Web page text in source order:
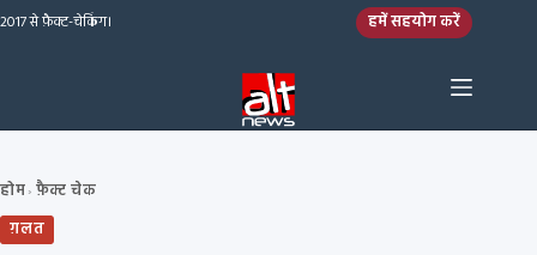
Skip to content
2017 से फ़ैक्ट-चेकिंग। हमें सहयोग करें
होम› फ़ैक्ट चेक
ग़लत